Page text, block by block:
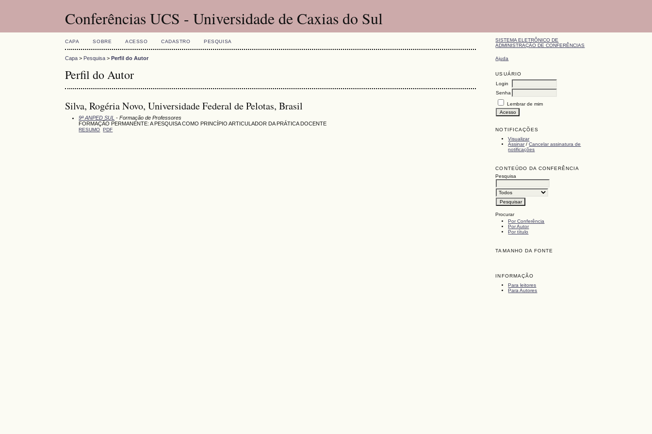
Conferências UCS - Universidade de Caxias do Sul
SISTEMA ELETRÔNICO DE
ADMINISTRAÇÃO DE CONFERÊNCIAS
Ajuda
USUÁRIO
Login
Senha
Lembrar de mim
NOTIFICAÇÕES
Visualizar
Assinar/Cancelar assinatura de
notificações
CONTEÚDO DA CONFERÊNCIA
Pesquisa
Procurar
Por Conferência
Por Autor
Por título
TAMANHO DA FONTE
INFORMAÇÃO
Para leitores
Para Autores
CAPA SOBRE ACESSO CADASTRO PESQUISA
Capa > Pesquisa >Perfil do Autor
Perfil do Autor
Silva, Rogéria Novo, Universidade Federal de Pelotas, Brasil
9ª ANPED SUL - Formação de Professores
FORMAÇÃO PERMANENTE: A PESQUISA COMO PRINCÍPIO ARTICULADOR DA PRÁTICA DOCENTE
RESUMO PDF